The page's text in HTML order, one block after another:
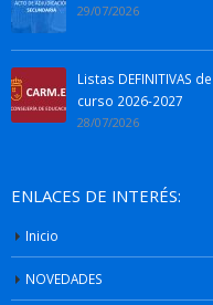
29/07/2026
Listas DEFINITIVAS
curso 2026-2027
28/07/2026
ENLACES DE INTERÉS:
Inicio
NOVEDADES